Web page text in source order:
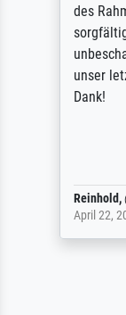
des
unser
Dank!
Reinhold,
April 22,